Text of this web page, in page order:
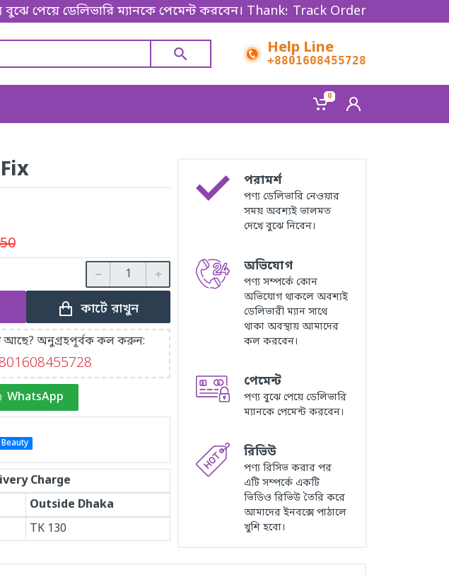
ডেলিভারি ম্যানকে পেমেন্ট করবেন। Thanks for shopping!Track Order
Help Line
+8801608455728
0
কার্টে রাখুন
আছে? অনুগ্রহপূর্বক কল করুন:
WhatsApp
Charge
Outside Dhaka
TK 130
পরামর্শ
পণ্য ডেলিভারি নেওয়ার
সময় অবশ্যই ভালমত
দেখে বুঝে নিবেন।
অভিযোগ
পণ্য সম্পর্কে কোন
অভিযোগ থাকলে অবশ্যই
ডেলিভারী ম্যান সাথে
থাকা অবস্থায় আমাদের
কল করবেন।
পেমেন্ট
পণ্য বুঝে পেয়ে ডেলিভারি
ম্যানকে পেমেন্ট করবেন।
রিভিউ
পণ্য রিসিভ করার পর
এটি সম্পর্কে একটি
ভিডিও রিভিউ তৈরি করে
আমাদের ইনবক্সে পাঠালে
খুশি হবো।